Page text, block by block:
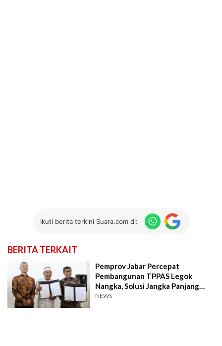
Ikuti berita terkini Suara.com di:
BERITA TERKAIT
Pemprov Jabar Percepat
Pembangunan TPPAS Legok
Nangka, Solusi Jangka Panjang
Kelola Sampah Regional
NEWS